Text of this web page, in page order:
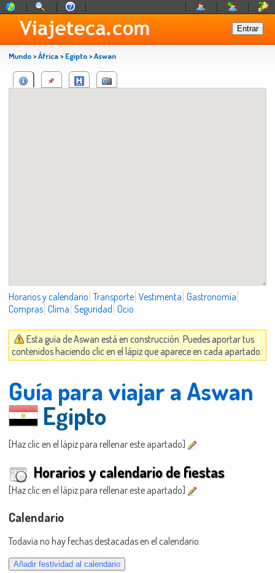
Mundo>África> Egipto>Aswan
Horarios y calendario Transporte Vestimenta Gastronomía
Compras Clima Seguridad Ocio
Esta guía de Aswan está en construcción. Puedes aportar tus
contenidos haciendo clic en el lápiz que aparece en cada apartado.
Guía para viajar a Aswan
Egipto
[Haz clic en el lápiz para rellenar este apartado]
Horarios y calendario de fiestas
[Haz clic en el lápiz para rellenar este apartado]
Calendario
Todavía no hay fechas destacadas en el calendario.